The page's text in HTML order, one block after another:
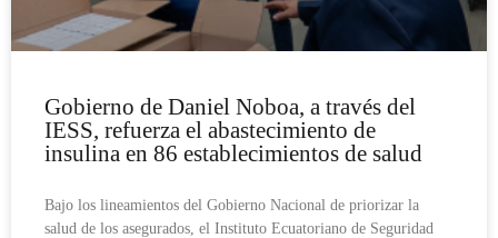
Gobierno de Daniel Noboa, a través del
IESS, refuerza el abastecimiento de
insulina en 86 establecimientos de salud
Bajo los lineamientos del Gobierno Nacional de priorizar la
salud de los asegurados, el Instituto Ecuatoriano de Seguridad